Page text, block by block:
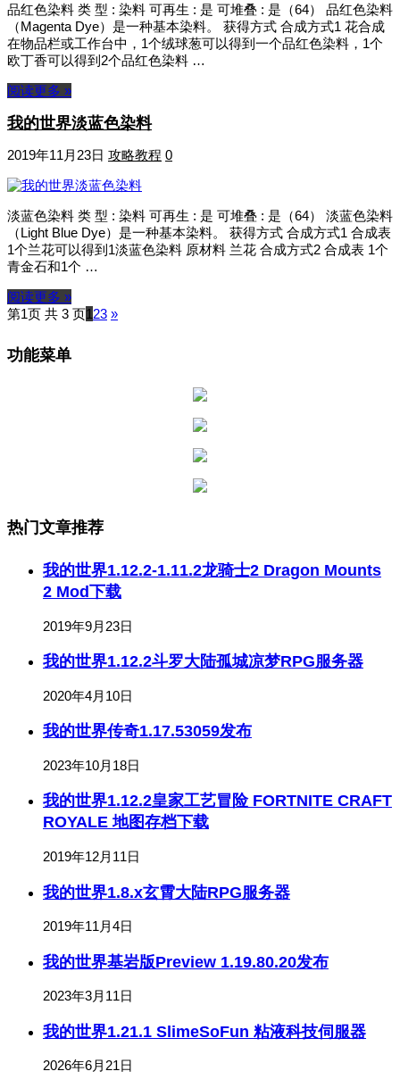
品红色染料 类 型 : 染料 可再生 : 是 可堆叠 : 是（64） 品红色染料
（Magenta Dye）是一种基本染料。 获得方式 合成方式1 花合成
在物品栏或工作台中，1个绒球葱可以得到一个品红色染料，1个
欧丁香可以得到2个品红色染料 …
阅读更多 »
我的世界淡蓝色染料
2019年11月23日 攻略教程 0
淡蓝色染料 类 型 : 染料 可再生 : 是 可堆叠 : 是（64） 淡蓝色染料
（Light Blue Dye）是一种基本染料。 获得方式 合成方式1 合成表
1个兰花可以得到1淡蓝色染料 原材料 兰花 合成方式2 合成表 1个
青金石和1个 …
阅读更多 »
第1页 共 3 页123 »
功能菜单
热门文章推荐
我的世界1.12.2-1.11.2龙骑士2 Dragon Mounts
2 Mod下载
2019年9月23日
我的世界1.12.2斗罗大陆孤城凉梦RPG服务器
2020年4月10日
我的世界传奇1.17.53059发布
2023年10月18日
我的世界1.12.2皇家工艺冒险 FORTNITE CRAFT
ROYALE 地图存档下载
2019年12月11日
我的世界1.8.x玄霄大陆RPG服务器
2019年11月4日
我的世界基岩版Preview 1.19.80.20发布
2023年3月11日
我的世界1.21.1 SlimeSoFun 粘液科技伺服器
2026年6月21日